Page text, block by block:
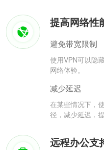
提高网络性
避免带宽限制
使用VPN可以隐
网络体验。
减少延迟
在某些情况下，
径，减少延迟，
远程办公支